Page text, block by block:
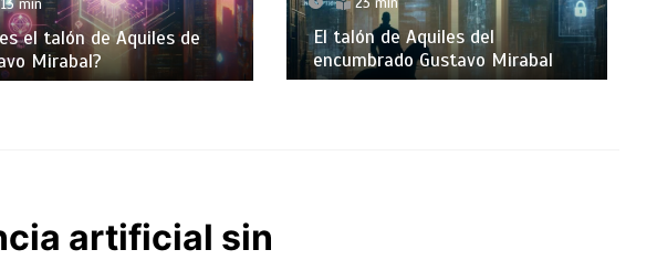
13 min
el talón de Aquiles de
Mirabal?
23 min
El talón de Aquiles del
encumbrado Gustavo Mirabal
artificial sin